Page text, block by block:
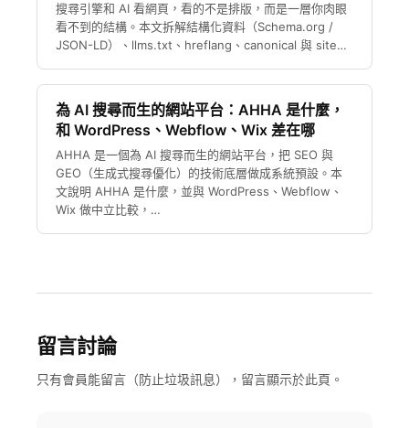
搜尋引擎和 AI 看網頁，看的不是排版，而是一層你肉眼
看不到的結構。本文拆解結構化資料（Schema.org /
JSON-LD）、llms.txt、hreflang、canonical 與 site…
為 AI 搜尋而生的網站平台：AHHA 是什麼，
和 WordPress、Webflow、Wix 差在哪
AHHA 是一個為 AI 搜尋而生的網站平台，把 SEO 與
GEO（生成式搜尋優化）的技術底層做成系統預設。本
文說明 AHHA 是什麼，並與 WordPress、Webflow、
Wix 做中立比較，…
留言討論
只有會員能留言（防止垃圾訊息），留言顯示於此頁。